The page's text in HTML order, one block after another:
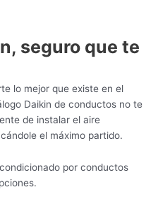
seguro que te
lo mejor que existe en el
Daikin de conductos no te
de instalar el aire
el máximo partido.
por conductos